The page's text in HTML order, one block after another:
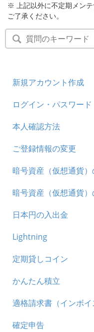
※ 上記以外に不定期メン
ご了承ください。
新規アカウント作成
ログイン・パスワード
本人確認方法
ご登録情報の変更
暗号資産（仮想通貨）
暗号資産（仮想通貨
日本円の入出金
Lightning
定期貸しコイン
かんたん積立
適格請求書（インボイ
確定申告